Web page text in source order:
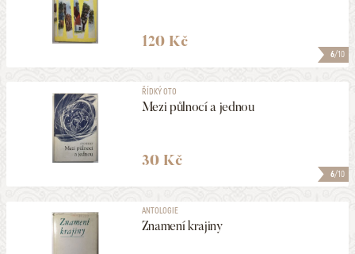
6/10
120 Kč
6/10
ŘÍDKÝ OTO
Mezi půlnocí a jednou
30 Kč
ANTOLOGIE
Znamení krajiny